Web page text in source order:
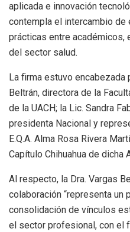
aplicada e innovación
contempla el intercambio de
prácticas entre
del sector salud.
La firma estuvo encabezada
Beltrán, directora de la
de la UACH; la Lic. Sandra
presidenta Nacional y
E.Q.A. Alma Rosa Rivera
Capítulo Chihuahua de dicha
Al respecto, la Dra. Vargas
colaboración “representa un
consolidación de vínculos
el sector profesional, con el